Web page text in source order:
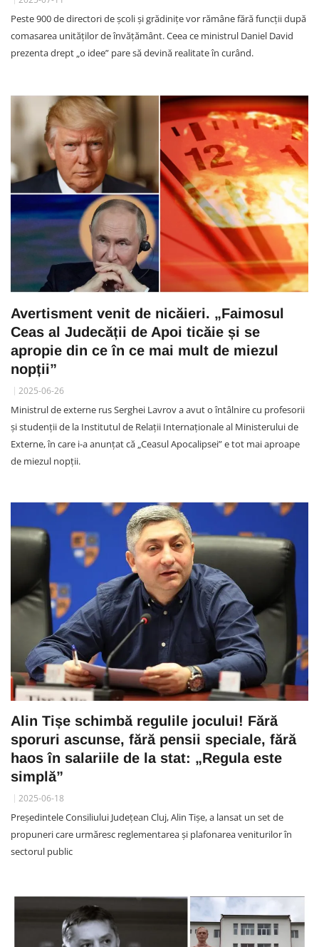
Peste 900 de directori de școli și grădinițe vor rămâne fără funcții după
comasarea unităților de învățământ. Ceea ce ministrul Daniel David
prezenta drept „o idee” pare să devină realitate în curând.
Avertisment venit de nicăieri. „Faimosul
Ceas al Judecății de Apoi ticăie și se
apropie din ce în ce mai mult de miezul
nopții”
2025-06-26
Ministrul de externe rus Serghei Lavrov a avut o întâlnire cu profesorii
și studenții de la Institutul de Relații Internaționale al Ministerului de
Externe, în care i-a anunțat că „Ceasul Apocalipsei” e tot mai aproape
de miezul nopții.
Alin Tișe schimbă regulile jocului! Fără
sporuri ascunse, fără pensii speciale, fără
haos în salariile de la stat: „Regula este
simplă”
2025-06-18
Președintele Consiliului Județean Cluj, Alin Tișe, a lansat un set de
propuneri care urmăresc reglementarea și plafonarea veniturilor în
sectorul public